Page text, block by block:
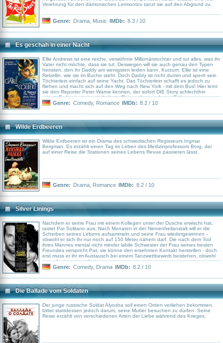
Verehrung für den dämonischen Lermontov tanzt sie auf den Abgrund zu.
Genre: Drama Music IMDb: 8.3 / 10
Es geschah in einer Nacht
Ellie Andrews ist eine reiche, verwöhnte Millionärstochter und tut alles, was ihr
Vater nicht möchte, dass sie tut. Deswegen will sie auch genau den Typen
heiraten, den ihr Daddy am wenigsten leiden kann. Kurzum: Ellie ist eine
Rebellin, wie sie im Buche steht. Doch Daddy ist nicht dumm und sperrt sein
Töchterlein einfach auf seine Yacht. Das Töchterlein schafft es jedoch zu
fliehen und macht sich auf den Weg nach New York - mit dem Bus! Hier lernt
sie den Reporter Peter Warne kennen, der sofort DIE Story schlechthin
wittert. Es beginnt eine turbulente Reise mit ungeahnten Folgen...
Genre: Comedy, Romance IMDb: 8.2 / 10
Wilde Erdbeeren
Wilde Erdbeeren ist ein Drama des schwedischen Regisseurs Ingmar
Bergman. Es erzählt einen Tag im Leben des Medizinprofessors Borg, der
auf einer Reise die Stationen seines Lebens Revue passieren lässt.
Genre: Drama Romance IMDb: 8.2 / 10
Silver Linings
Nachdem er seine Frau mit einem Kollegen unter der Dusche erwischt hat,
rastet Pat Solitano aus. Nach Monaten in der Nervenheilanstalt will er die
Scherben seines Lebens aufsammeln und seine Frau wiedergewinnen -
obwohl er sich ihr nur noch auf 150 Meter nähern darf. Die nach dem Tod
ihres Mannes mental nicht minder labile Schwester der Frau seines besten
Freundes verspricht Pat, sie könne den ersehnten Kontakt herstellen - doch
erst muss er ihr im Austausch bei einem Tanzwettbewerb beistehen, obwohl
er noch nie getanzt hat.
Genre: Comedy, Drama IMDb: 8.2 / 10
Die Ballade vom Soldaten
Der junge russische Soldat Alyosha soll einen Orden verliehen bekommen,
bittet stattdessen jedoch darum, seine Mutter besuchen zu dürfen. Seine
Reise erzählt von verschiedenen Arten der Liebe während des Krieges.